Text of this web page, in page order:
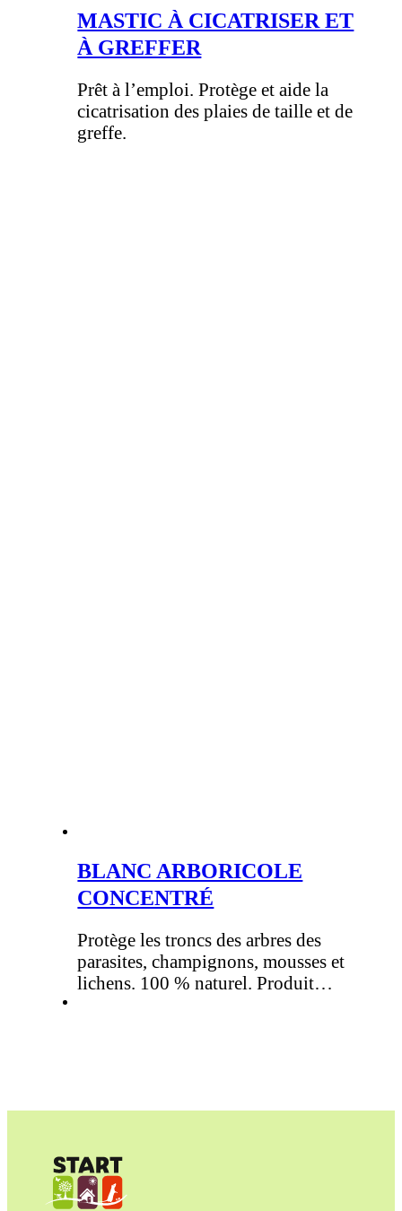
MASTIC À CICATRISER ET
À GREFFER
Prêt à l’emploi. Protège et aide la
cicatrisation des plaies de taille et de
greffe.
BLANC ARBORICOLE
CONCENTRÉ
Protège les troncs des arbres des
parasites, champignons, mousses et
lichens. 100 % naturel. Produit…